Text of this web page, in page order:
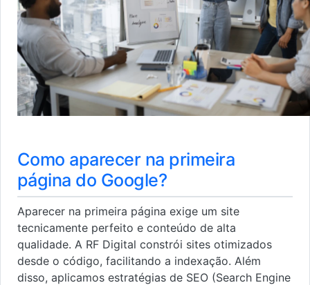
Como aparecer na primeira
página do Google?
Aparecer na primeira página exige um site
tecnicamente perfeito e conteúdo de alta
qualidade. A RF Digital constrói sites otimizados
desde o código, facilitando a indexação. Além
disso, aplicamos estratégias de SEO (Search Engine